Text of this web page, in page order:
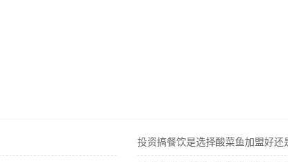
投资搞餐饮是选择酸菜鱼加盟好还